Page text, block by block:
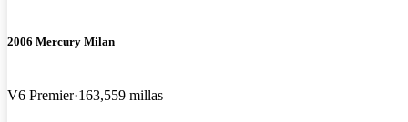
2006 Mercury Milan
V6 Premier 163,559 millas